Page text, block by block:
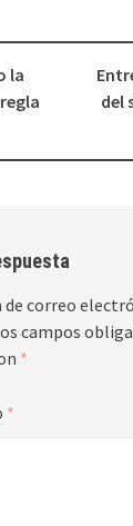
la
del
de correo
campos
*
*